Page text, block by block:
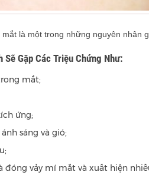
mắt là một trong những nguyên nhân
Gặp Các Triệu Chứng Như:
mắt;
ứng;
sáng và gió;
đóng vảy mí mắt và xuất hiện